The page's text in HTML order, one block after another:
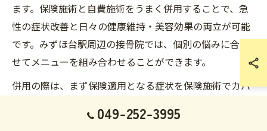
ます。保険施術と自費施術をうまく併用することで、急
性の症状改善と日々の健康維持・美容効果の両立が可能
です。みずほ台駅周辺の接骨院では、個別の悩みに合わ
せてメニューを組み合わせることができます。
併用の際は、まず保険適用となる症状を保険施術でカバ
アは自費施術を選ぶのが基本です。例えば、ぎっくり腰
049-252-3995